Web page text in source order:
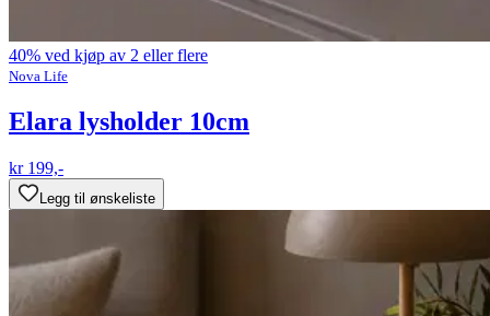
40% ved kjøp av 2 eller flere
Nova Life
Elara lysholder 10cm
kr 199,-
Legg til ønskeliste